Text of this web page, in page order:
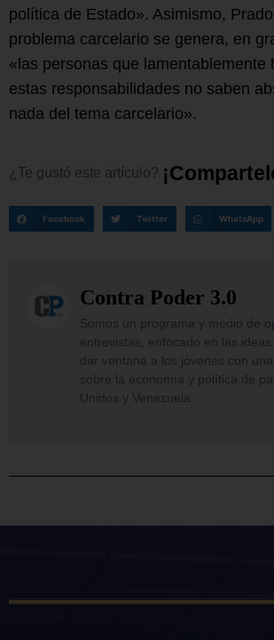
política de Estado». Asimismo,
problema carcelario se genera, en
«las personas que lamentablemente
estas responsabilidades no saben
nada del tema carcelario».
¿Te gustó este artículo? ¡Comparte
Facebook Twitter WhatsApp
Contra Poder 3.0
Somos un programa y medio de
entrevistas, enfocado en las
dar ventana a los jóvenes con
sobre la economía y política de
Unidos y Venezuela.